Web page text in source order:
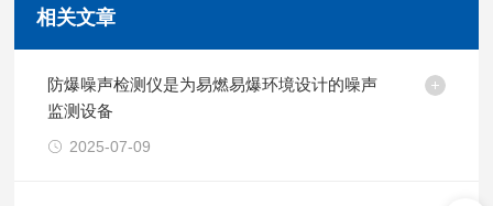
相关文章
防爆噪声检测仪是为易燃易爆环境设计的噪声
监测设备
2025-07-09